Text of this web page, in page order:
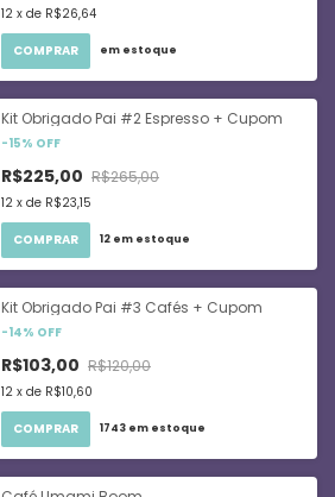
12 x de R$26,64
COMPRAR em estoque
Kit Obrigado Pai #2 Espresso + Cupom
-15% OFF
R$225,00 R$265,00
12 x de R$23,15
COMPRAR 12 em estoque
Kit Obrigado Pai #3 Cafés + Cupom
-14% OFF
R$103,00 R$120,00
12 x de R$10,60
COMPRAR 1743 em estoque